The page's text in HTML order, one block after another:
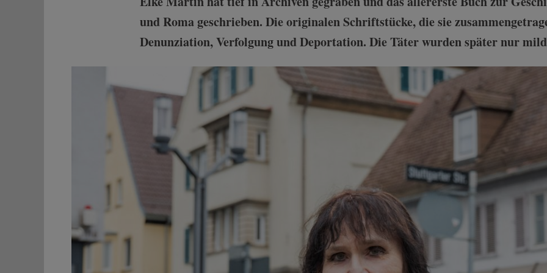
und Roma geschrieben. Die originalen Schriftstücke, die sie
Denunziation, Verfolgung und Deportation. Die Täter wurden später nur